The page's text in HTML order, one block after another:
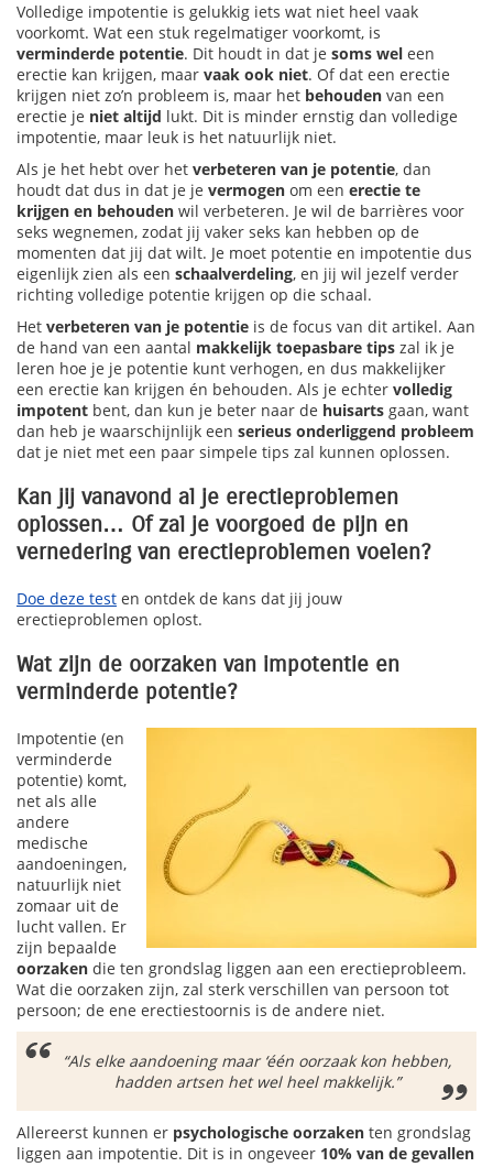
Volledige impotentie is gelukkig iets wat niet heel vaak
voorkomt. Wat een stuk regelmatiger voorkomt, is
verminderde potentie. Dit houdt in dat je soms wel een
erectie kan krijgen, maar vaak ook niet. Of dat een erectie
krijgen niet zo’n probleem is, maar het behouden van een
erectie je niet altijd lukt. Dit is minder ernstig dan volledige
impotentie, maar leuk is het natuurlijk niet.
Als je het hebt over het verbeteren van je potentie, dan
houdt dat dus in dat je je vermogen om een erectie te
krijgen en behouden wil verbeteren. Je wil de barrières voor
seks wegnemen, zodat jij vaker seks kan hebben op de
momenten dat jij dat wilt. Je moet potentie en impotentie dus
eigenlijk zien als een schaalverdeling, en jij wil jezelf verder
richting volledige potentie krijgen op die schaal.
Het verbeteren van je potentie is de focus van dit artikel. Aan
de hand van een aantal makkelijk toepasbare tips zal ik je
leren hoe je je potentie kunt verhogen, en dus makkelijker
een erectie kan krijgen én behouden. Als je echter volledig
impotent bent, dan kun je beter naar de huisarts gaan, want
dan heb je waarschijnlijk een serieus onderliggend probleem
dat je niet met een paar simpele tips zal kunnen oplossen.
Kan jij vanavond al je erectieproblemen
oplossen… Of zal je voorgoed de pijn en
vernedering van erectieproblemen voelen?
Doe deze test en ontdek de kans dat jij jouw
erectieproblemen oplost.
Wat zijn de oorzaken van impotentie en
verminderde potentie?
Impotentie (en
verminderde
potentie) komt,
net als alle
andere
medische
aandoeningen,
natuurlijk niet
zomaar uit de
lucht vallen. Er
zijn bepaalde
oorzaken die ten grondslag liggen aan een erectieprobleem.
Wat die oorzaken zijn, zal sterk verschillen van persoon tot
persoon; de ene erectiestoornis is de andere niet.
“Als elke aandoening maar ‘één oorzaak kon hebben,
hadden artsen het wel heel makkelijk.”
Allereerst kunnen er psychologische oorzaken ten grondslag
liggen aan impotentie. Dit is in ongeveer 10% van de gevallen